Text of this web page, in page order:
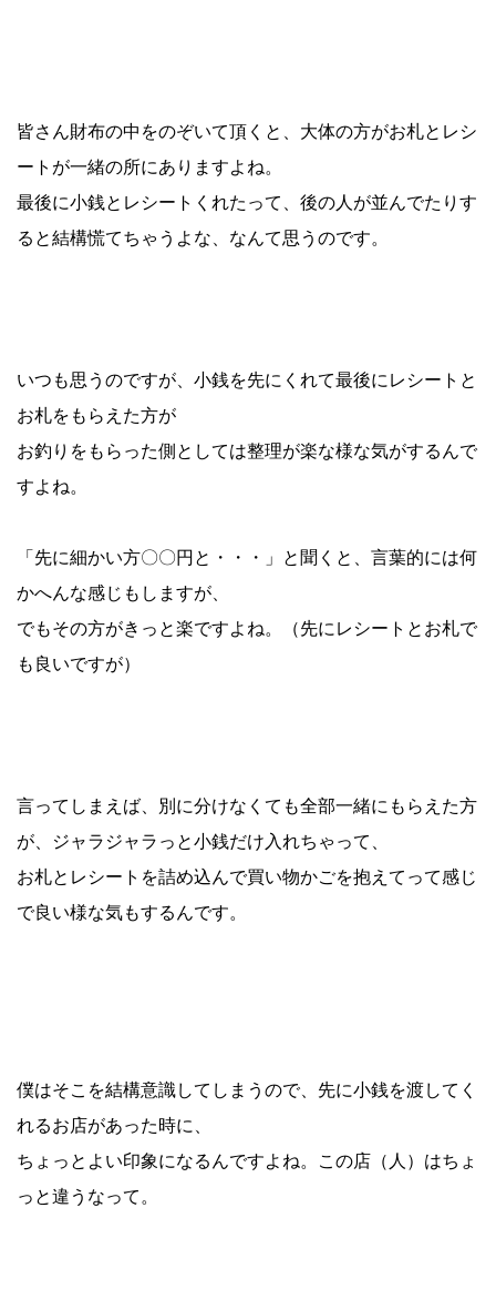
皆さん財布の中をのぞいて頂くと、大体の方がお札とレシ
ートが一緒の所にありますよね。
最後に小銭とレシートくれたって、後の人が並んでたりす
ると結構慌てちゃうよな、なんて思うのです。
いつも思うのですが、小銭を先にくれて最後にレシートと
お札をもらえた方が
お釣りをもらった側としては整理が楽な様な気がするんで
すよね。
「先に細かい方〇〇円と・・・」と聞くと、言葉的には何
かへんな感じもしますが、
でもその方がきっと楽ですよね。（先にレシートとお札で
も良いですが）
言ってしまえば、別に分けなくても全部一緒にもらえた方
が、ジャラジャラっと小銭だけ入れちゃって、
お札とレシートを詰め込んで買い物かごを抱えてって感じ
で良い様な気もするんです。
僕はそこを結構意識してしまうので、先に小銭を渡してく
れるお店があった時に、
ちょっとよい印象になるんですよね。この店（人）はちょ
っと違うなって。